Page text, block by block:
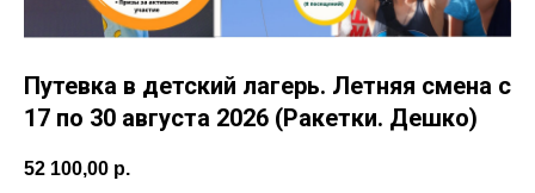
Путевка в детский лагерь. Летняя смена с
17 по 30 августа 2026 (Ракетки. Дешко)
52 100,00 р.